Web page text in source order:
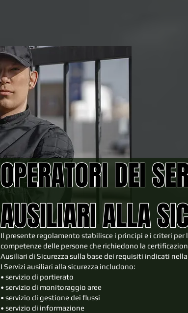
OPERATORI DEI
AUSILIARI ALLA
Il presente regolamento stabilisce i principi e i criteri per
competenze delle persone che richiedono la
Ausiliari di Sicurezza sulla base dei requisiti indicati
I Servizi ausiliari alla sicurezza includono:
• servizio di portierato
• servizio di monitoraggio aree
• servizio di gestione dei flussi
• servizio di informazione